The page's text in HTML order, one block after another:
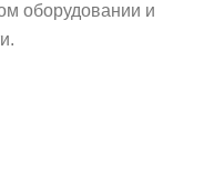
оборудовании и